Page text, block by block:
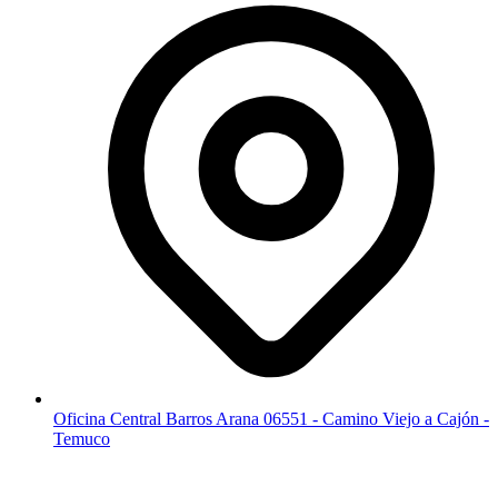
Oficina Central Barros Arana 06551 - Camino Viejo a Cajón -
Temuco